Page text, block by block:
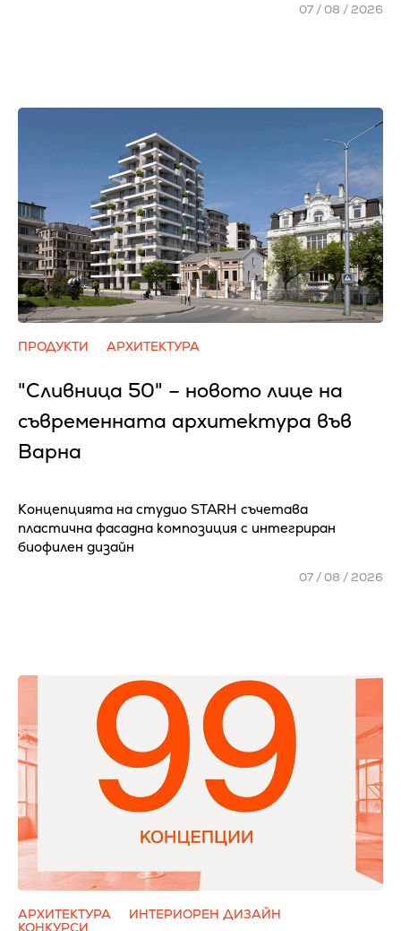
07 / 08 / 2026
ПРОДУКТИ АРХИТЕКТУРА
"Сливница 50" – новото лице на
съвременната архитектура във
Варна
Концепцията на студио STARH съчетава
пластична фасадна композиция с интегриран
биофилен дизайн
07 / 08 / 2026
АРХИТЕКТУРА
ИНТЕРИОРЕН ДИЗАЙН
КОНКУРСИ